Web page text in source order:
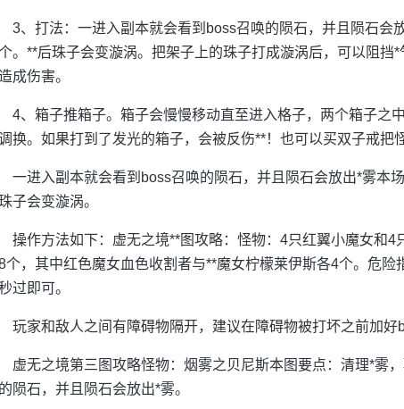
3、打法：一进入副本就会看到boss召唤的陨石，并且陨石会
。**后珠子会变漩涡。把架子上的珠子打成漩涡后，可以阻挡
成伤害。
4、箱子推箱子。箱子会慢慢移动直至进入格子，两个箱子之
换。如果打到了发光的箱子，会被反伤**！也可以买双子戒把
一进入副本就会看到boss召唤的陨石，并且陨石会放出*雾本
子会变漩涡。
操作方法如下：虚无之境**图攻略：怪物：4只红翼小魔女和
个，其中红色魔女血色收割者与**魔女柠檬莱伊斯各4个。危
过即可。
玩家和敌人之间有障碍物隔开，建议在障碍物被打坏之前加好
虚无之境第三图攻略怪物：烟雾之贝尼斯本图要点：清理*雾
陨石，并且陨石会放出*雾。